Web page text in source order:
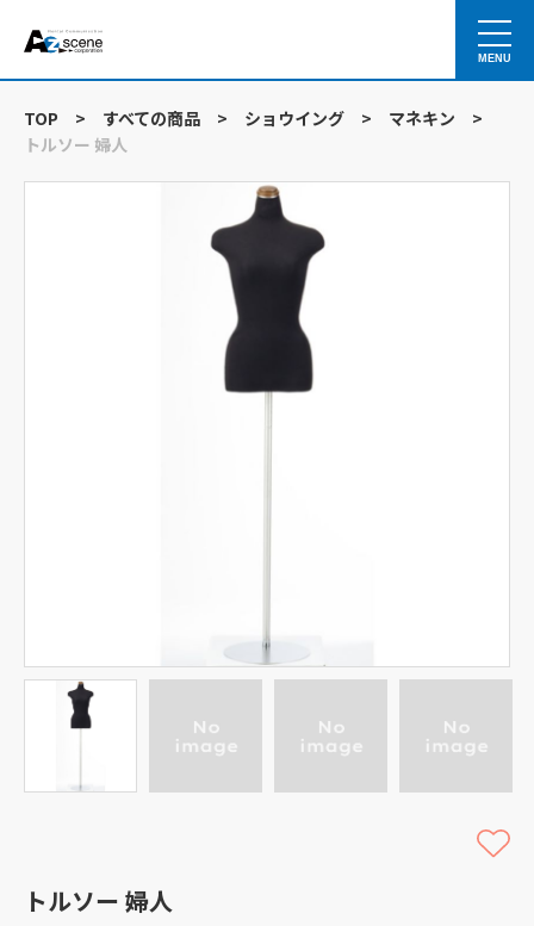
MENU
TOP > すべての商品 > ショウイング > マネキン
>
トルソー 婦人
トルソー 婦人